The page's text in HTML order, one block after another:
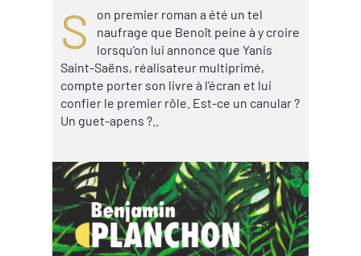
S
on premier roman a été un tel
naufrage que Benoît peine à y croire
lorsqu’on lui annonce que Yanis
Saint-Saëns, réalisateur multiprimé,
compte porter son livre à l’écran et lui
confier le premier rôle. Est-ce un canular ?
Un guet-apens ?..